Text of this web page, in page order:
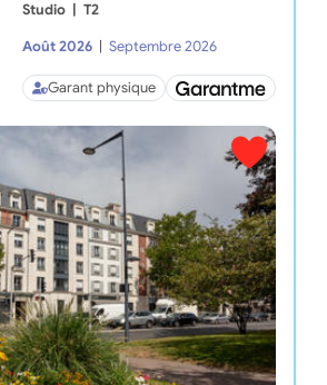
Studio T2
Août 2026
Septembre 2026
Garant physique